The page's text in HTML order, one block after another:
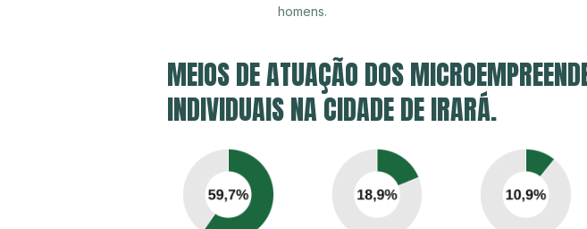
homens.
MEIOS DE ATUAÇÃO DOS
INDIVIDUAIS NA CIDADE DE IRARÁ.